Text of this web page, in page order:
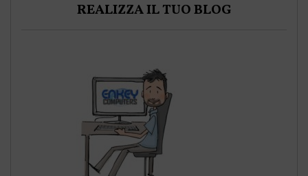
REALIZZA IL TUO BLOG